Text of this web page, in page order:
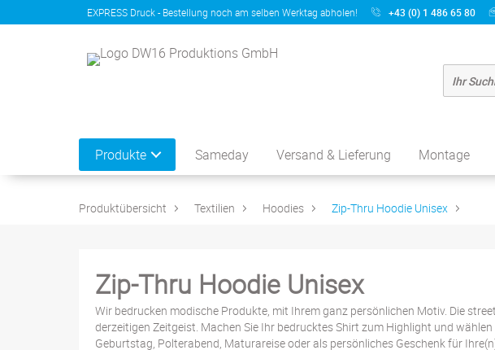
EXPRESS Druck - Bestellung noch am selben Werktag abholen! +43 (0) 1 486 65 80
Produkte Sameday Versand & Lieferung Montage
Produktübersicht Textilien Hoodies Zip-Thru Hoodie Unisex
Zip-Thru Hoodie Unisex
Wir bedrucken modische Produkte, mit Ihrem ganz persönlichen Motiv. Die
derzeitigen Zeitgeist. Machen Sie Ihr bedrucktes Shirt zum Highlight und
Geburtstag, Polterabend, Maturareise oder als persönliches Geschenk für